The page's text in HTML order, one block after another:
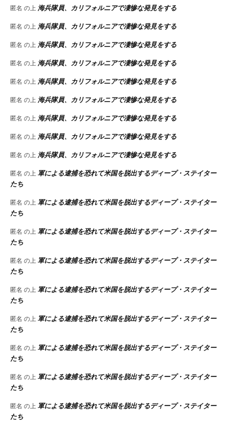
匿名 の上 海兵隊員、カリフォルニアで凄惨な発見をする
匿名 の上 海兵隊員、カリフォルニアで凄惨な発見をする
匿名 の上 海兵隊員、カリフォルニアで凄惨な発見をする
匿名 の上 海兵隊員、カリフォルニアで凄惨な発見をする
匿名 の上 海兵隊員、カリフォルニアで凄惨な発見をする
匿名 の上 海兵隊員、カリフォルニアで凄惨な発見をする
匿名 の上 海兵隊員、カリフォルニアで凄惨な発見をする
匿名 の上 海兵隊員、カリフォルニアで凄惨な発見をする
匿名 の上 海兵隊員、カリフォルニアで凄惨な発見をする
匿名 の上 軍による逮捕を恐れて米国を脱出するディープ・ステイター
たち
匿名 の上 軍による逮捕を恐れて米国を脱出するディープ・ステイター
たち
匿名 の上 軍による逮捕を恐れて米国を脱出するディープ・ステイター
たち
匿名 の上 軍による逮捕を恐れて米国を脱出するディープ・ステイター
たち
匿名 の上 軍による逮捕を恐れて米国を脱出するディープ・ステイター
たち
匿名 の上 軍による逮捕を恐れて米国を脱出するディープ・ステイター
たち
匿名 の上 軍による逮捕を恐れて米国を脱出するディープ・ステイター
たち
匿名 の上 軍による逮捕を恐れて米国を脱出するディープ・ステイター
たち
匿名 の上 軍による逮捕を恐れて米国を脱出するディープ・ステイター
たち